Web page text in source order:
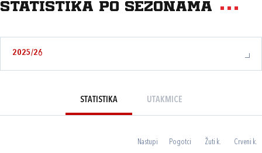
Statistika po sezonama
2025/26
STATISTIKA UTAKMICE
Nastupi Pogotci Žuti k. Crveni k.